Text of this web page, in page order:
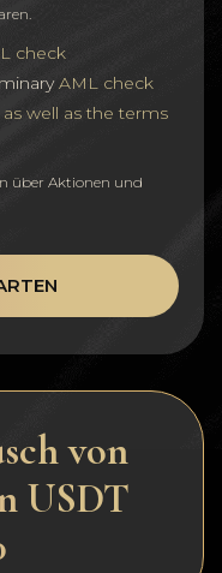
check
AML check
as well as the terms
über Aktionen und
von
USDT